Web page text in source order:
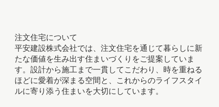
注文住宅について
平安建設株式会社では、注文住宅を通じて暮らしに新
たな価値を生み出す住まいづくりをご提案していま
す。設計から施工まで一貫してこだわり、時を重ねる
ほどに愛着が深まる空間と、これからのライフスタイ
ルに寄り添う住まいを大切にしています。